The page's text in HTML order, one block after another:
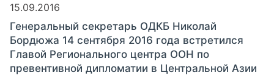
15.09.2016
Генеральный секретарь ОДКБ Николай
Бордюжа 14 сентября 2016 года встретился
Главой Регионального центра ООН по
превентивной дипломатии в Центральной Азии